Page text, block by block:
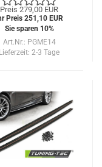
Preis 279,00 EUR
Preis 251,10 EUR
Sie sparen 10%
Art.Nr.: PGME14
Lieferzeit: 2-3 Tage